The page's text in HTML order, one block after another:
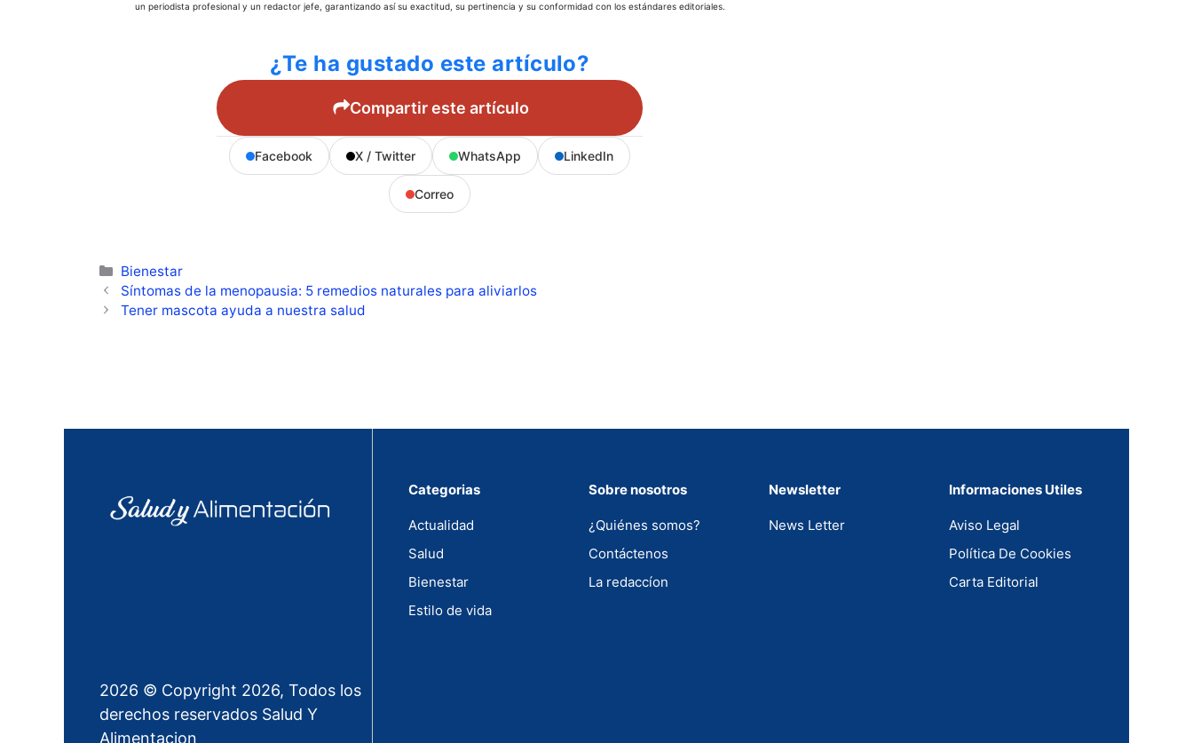
un periodista profesional y un redactor jefe, garantizando así su exactitud, su pertinencia y su conformidad con los estándares editoriales.
¿Te ha gustado este artículo?
Compartir este artículo
Facebook X / Twitter WhatsApp LinkedIn
Correo
Categorías
Bienestar
Síntomas de la menopausia: 5 remedios naturales para aliviarlos
Tener mascota ayuda a nuestra salud
Categorias
Actualidad
Salud
Bienestar
Estilo de vida
Sobre nosotros
¿Quiénes somos?
Contáctenos
La redaccíon
Newsletter
News Letter
Informaciones Utiles
Aviso Legal
Política De Cookies
Carta Editorial
2026 © Copyright 2026, Todos los
derechos reservados Salud Y
Alimentacion